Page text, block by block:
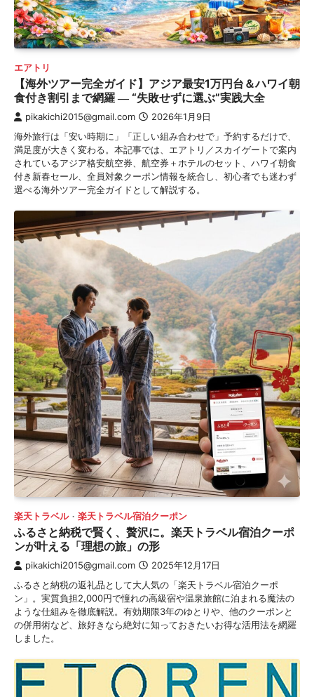
エアトリ
【海外ツアー完全ガイド】アジア最安1万円台＆ハワイ朝
食付き割引まで網羅 ― “失敗せずに選ぶ”実践大全
pikakichi2015@gmail.com 2026年1月9日
海外旅行は「安い時期に」「正しい組み合わせで」予約するだけで、
満足度が大きく変わる。本記事では、エアトリ／スカイゲートで案内
されているアジア格安航空券、航空券＋ホテルのセット、ハワイ朝食
付き新春セール、全員対象クーポン情報を統合し、初心者でも迷わず
選べる海外ツアー完全ガイドとして解説する。
楽天トラベル 楽天トラベル宿泊クーポン
ふるさと納税で賢く、贅沢に。楽天トラベル宿泊クーポ
ンが叶える「理想の旅」の形
pikakichi2015@gmail.com 2025年12月17日
ふるさと納税の返礼品として大人気の「楽天トラベル宿泊クーポ
ン」。実質負担2,000円で憧れの高級宿や温泉旅館に泊まれる魔法の
ような仕組みを徹底解説。有効期限3年のゆとりや、他のクーポンと
の併用術など、旅好きなら絶対に知っておきたいお得な活用法を網羅
しました。